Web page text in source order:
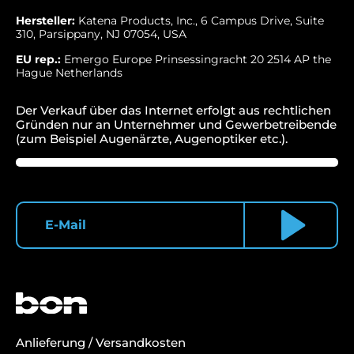
Hersteller: Katena Products, Inc., 6 Campus Drive, Suite
310, Parsippany, NJ 07054, USA
EU rep.: Emergo Europe Prinsessingracht 20 2514 AP the
Hague Netherlands
Der Verkauf über das Internet erfolgt aus rechtlichen
Gründen nur an Unternehmer und Gewerbetreibende
(zum Beispiel Augenärzte, Augenoptiker etc.).
Anlieferung / Versandkosten